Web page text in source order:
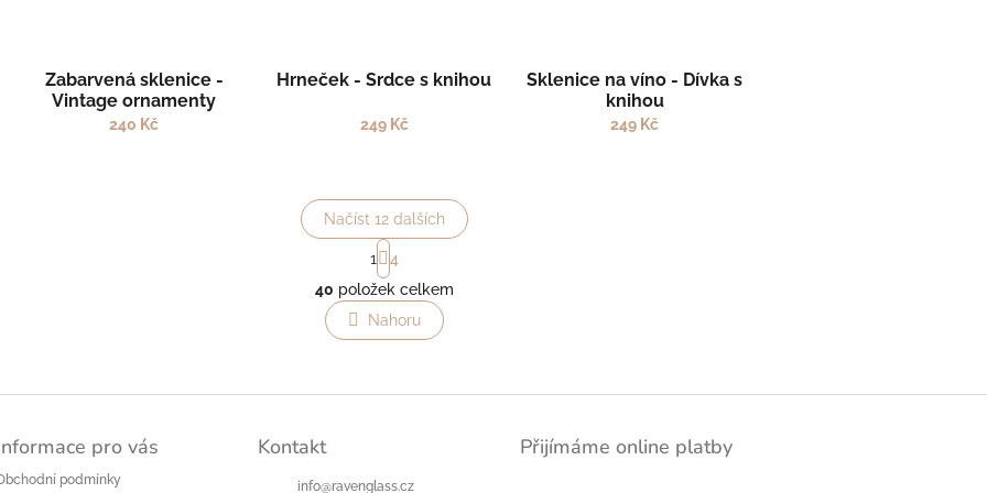
Zabarvená sklenice -
Vintage ornamenty
240 Kč
Hrneček - Srdce s knihou
249 Kč
Sklenice na víno - Dívka s
knihou
249 Kč
O
v
l
á
c
v
Načíst 12 dalších
S
t
r
á
n
k
á
1
4
40 položek celkem
Nahoru
pro vás
podmínky
Kontakt
info@ravenglass.cz
Přijímáme online platby